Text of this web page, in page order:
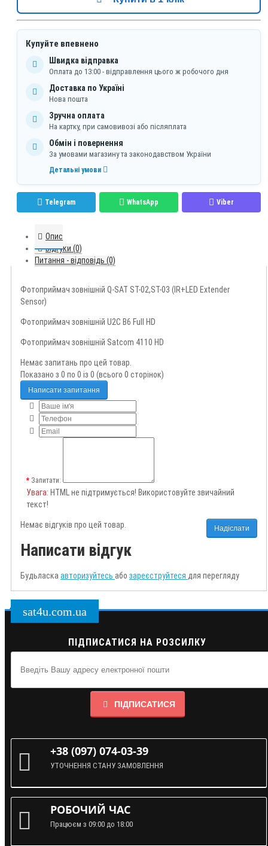
Купуйте впевнено
Швидка відправка
Оплата до 13:00 - відправлення цього ж робочого дня
Доставка по Україні
Нова пошта
Зручна оплата
На картку, при самовивозі або післяплата
Обмін і повернення
За умовами магазину та законодавством України
Детальні умови
Telegram WhatsApp Viber
Опис
Відгуки (0)
Питання - відповідь (0)
Фотоприймач зовнішній Q-SAT ST-02,ST-03 (IR+LED Extender
Sensor)
Фотоприймач зовнішній U2C B6 Full HD
Фотоприймач зовнішній Satcom 4110 HD
Немає запитань про цей товар.
Показано з 0 по 0 із 0 (всього 0 сторінок)
Написати запитання
Запитати:
Увага: HTML не підтримується! Використовуйте звичайний
текст!
Надіслати
Немає відгуків про цей товар.
Написати відгук
Будьласка авторизуйтесь або зареєструйтеся для перегляду
sat4u.com.ua
ПІДПИСАТИСЯ НА РОЗСИЛКУ
ПІДПИСАТИСЯ
+38 (097) 074-03-39
УТОЧНЕННЯ СТАНУ ЗАМОВЛЕННЯ
РОБОЧИЙ ЧАС
Працюєм з 09:00 до 18:00